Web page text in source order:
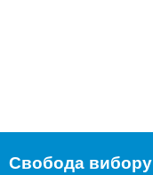
Свобода вибору